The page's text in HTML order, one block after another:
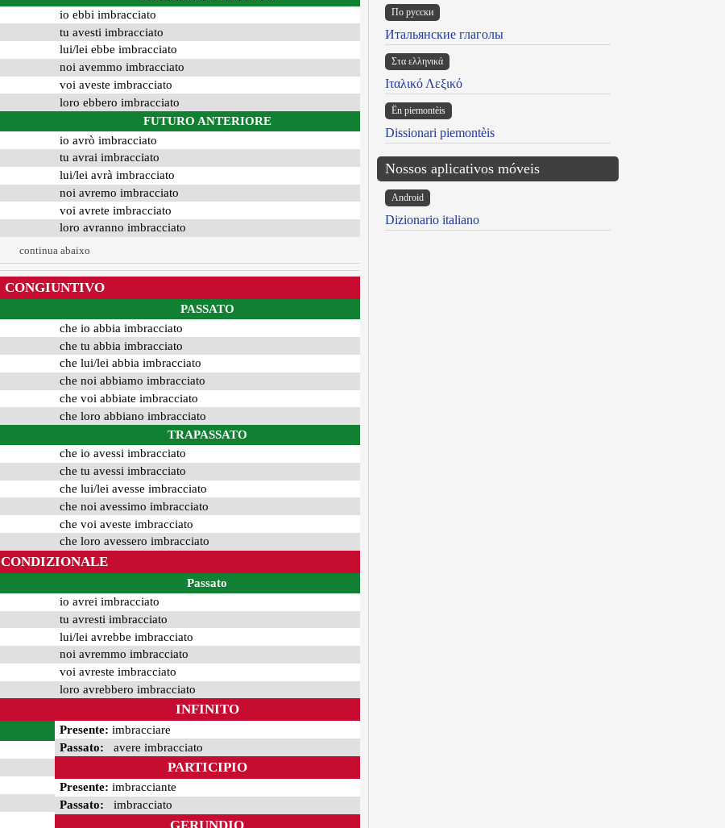
io ebbi imbracciato
tu avesti imbracciato
lui/lei ebbe imbracciato
noi avemmo imbracciato
voi aveste imbracciato
loro ebbero imbracciato
FUTURO ANTERIORE
io avrò imbracciato
tu avrai imbracciato
lui/lei avrà imbracciato
noi avremo imbracciato
voi avrete imbracciato
loro avranno imbracciato
continua abaixo
CONGIUNTIVO
PASSATO
che io abbia imbracciato
che tu abbia imbracciato
che lui/lei abbia imbracciato
che noi abbiamo imbracciato
che voi abbiate imbracciato
che loro abbiano imbracciato
TRAPASSATO
che io avessi imbracciato
che tu avessi imbracciato
che lui/lei avesse imbracciato
che noi avessimo imbracciato
che voi aveste imbracciato
che loro avessero imbracciato
CONDIZIONALE
Passato
io avrei imbracciato
tu avresti imbracciato
lui/lei avrebbe imbracciato
noi avremmo imbracciato
voi avreste imbracciato
loro avrebbero imbracciato
INFINITO
Presente: imbracciare
Passato: avere imbracciato
PARTICIPIO
Presente: imbracciante
Passato: imbracciato
GERUNDIO
По русски
Итальянские глаголы
Στα ελληνικά
Ιταλικό Λεξικό
Ën piemontèis
Dissionari piemontèis
Nossos aplicativos móveis
Android
Dizionario italiano